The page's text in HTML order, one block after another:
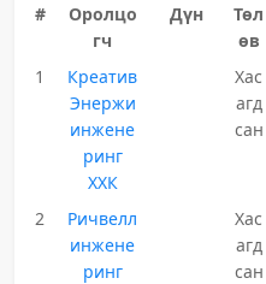
#
Оролцо
гч
Дүн
Төл
өв
1
Креатив
Энержи
инжене
ринг
ХХК
Хас
агд
сан
2
Ричвелл
инжене
ринг
Хас
агд
сан